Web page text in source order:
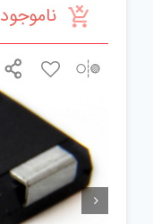
ناموجود
